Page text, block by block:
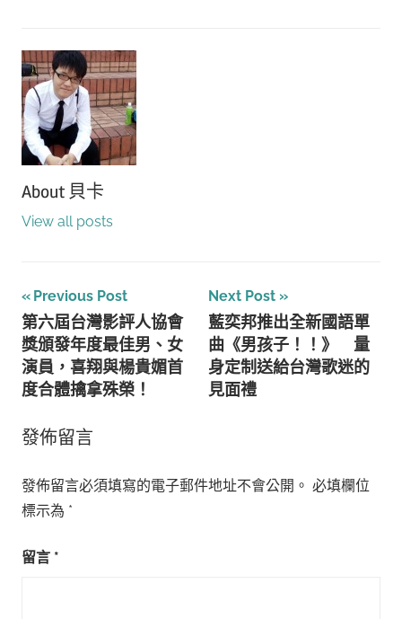
About 貝卡
View all posts
文
章
導
覽
Previous Post
第六屆台灣影評人協會
獎頒發年度最佳男、女
演員，喜翔與楊貴媚首
度合體擒拿殊榮！
Next Post
藍奕邦推出全新國語單
曲《男孩子！！》 量
身定制送給台灣歌迷的
見面禮
發佈留言
發佈留言必須填寫的電子郵件地址不會公開。 必填欄位
標示為 *
留言 *